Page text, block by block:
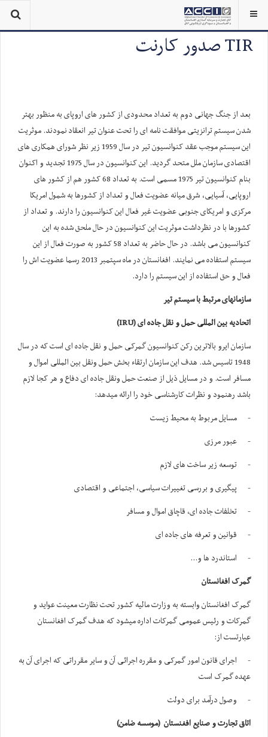
TIR صدور کارنت
بعد از جنگ جهانی دوم به تعداد محدودی از کشور های اروپای به منظور بهتر
شدن سیستم ترانزیتی موافقت نامه ای را تحت عنوان تیر انعقاد نمودند. موثریت
این سیستم موجب عقد کنوانسیون تیر در سال 1959 زیر نظر شورای همکاری های
اقتصادی سازمان ملل متحد گردید. این کنوانسیون در سال 1975 تجدید و اکنوان
بنام کنوانسیون تیر 1975 مسمی است. به تعداد 68 کشور هم از کشور های
اروپایی، آسیایی، شرق میانه عضویت فعال و تعداد از کشورها به شمول امریکا
مرکزی و امریکای جنوبی عضویت غیر فعال این کنوانسیون را دارند. و تعداد از
کشورها با در نظرداشت موثریت این کنوانسیون در حال ملحق شده به این
کنوانسیون می باشد. در حال حاضر به تعداد 58 کشور به صورت فعال از این
سیستم استفاده می نمایند. افغانستان در ماه سپتمبر 2013 رسما عضویت اش را
فعال و حق استفاده از این سیستم را دارد.
سازمانهای مرتبط با سیستم تیر
اتحادیه بین المللی حمل و نقل جاده ای (IRU
)
سازمان ایرو بالاترین رکن کنوانسیون گمرکی حمل و نقل جاده ای است که در سال
1948 تاسیس شد. هدف این سازمان ارتقاء بخش حمل ونقل بین المللی اموال و
مسافر است. و در مسایل ذیل از صنعت حمل ونقل جاده ای دفاع و هر کجا لازم
باشد رهنمود و نظرات کارشناسی خود را ارائه میدهد:
- مسایل مربوط به محیط زیست
- عبور مرزی
- توسعه زیر ساخت های لازم
- پیگیری و بررسی تغییرات سیاسی، اجتماعی و اقتصادی
- تخلفات جاده ای، قاچاق اموال و مسافر
- قوانین و تعرفه های جاده ای
- استاندرد ها و...
گمرک افغانستان
گمرک افغانستان وابسته به وزارت مالیه کشور تحت نظارت معینت عواید و
گمرکات و رئیس عمومی گمرکات اداره میشود که هدف گمرک افغانستان
عبارتست از:
- اجرای قانون امور گمرکی و مقرره اجرائی آن و سایر مقرراتی که اجرای آن به
عهده گمرک است
- وصول درآمد برای دولت
اتاق تجارت و صنایع افغنستان (موسسه ضامن)